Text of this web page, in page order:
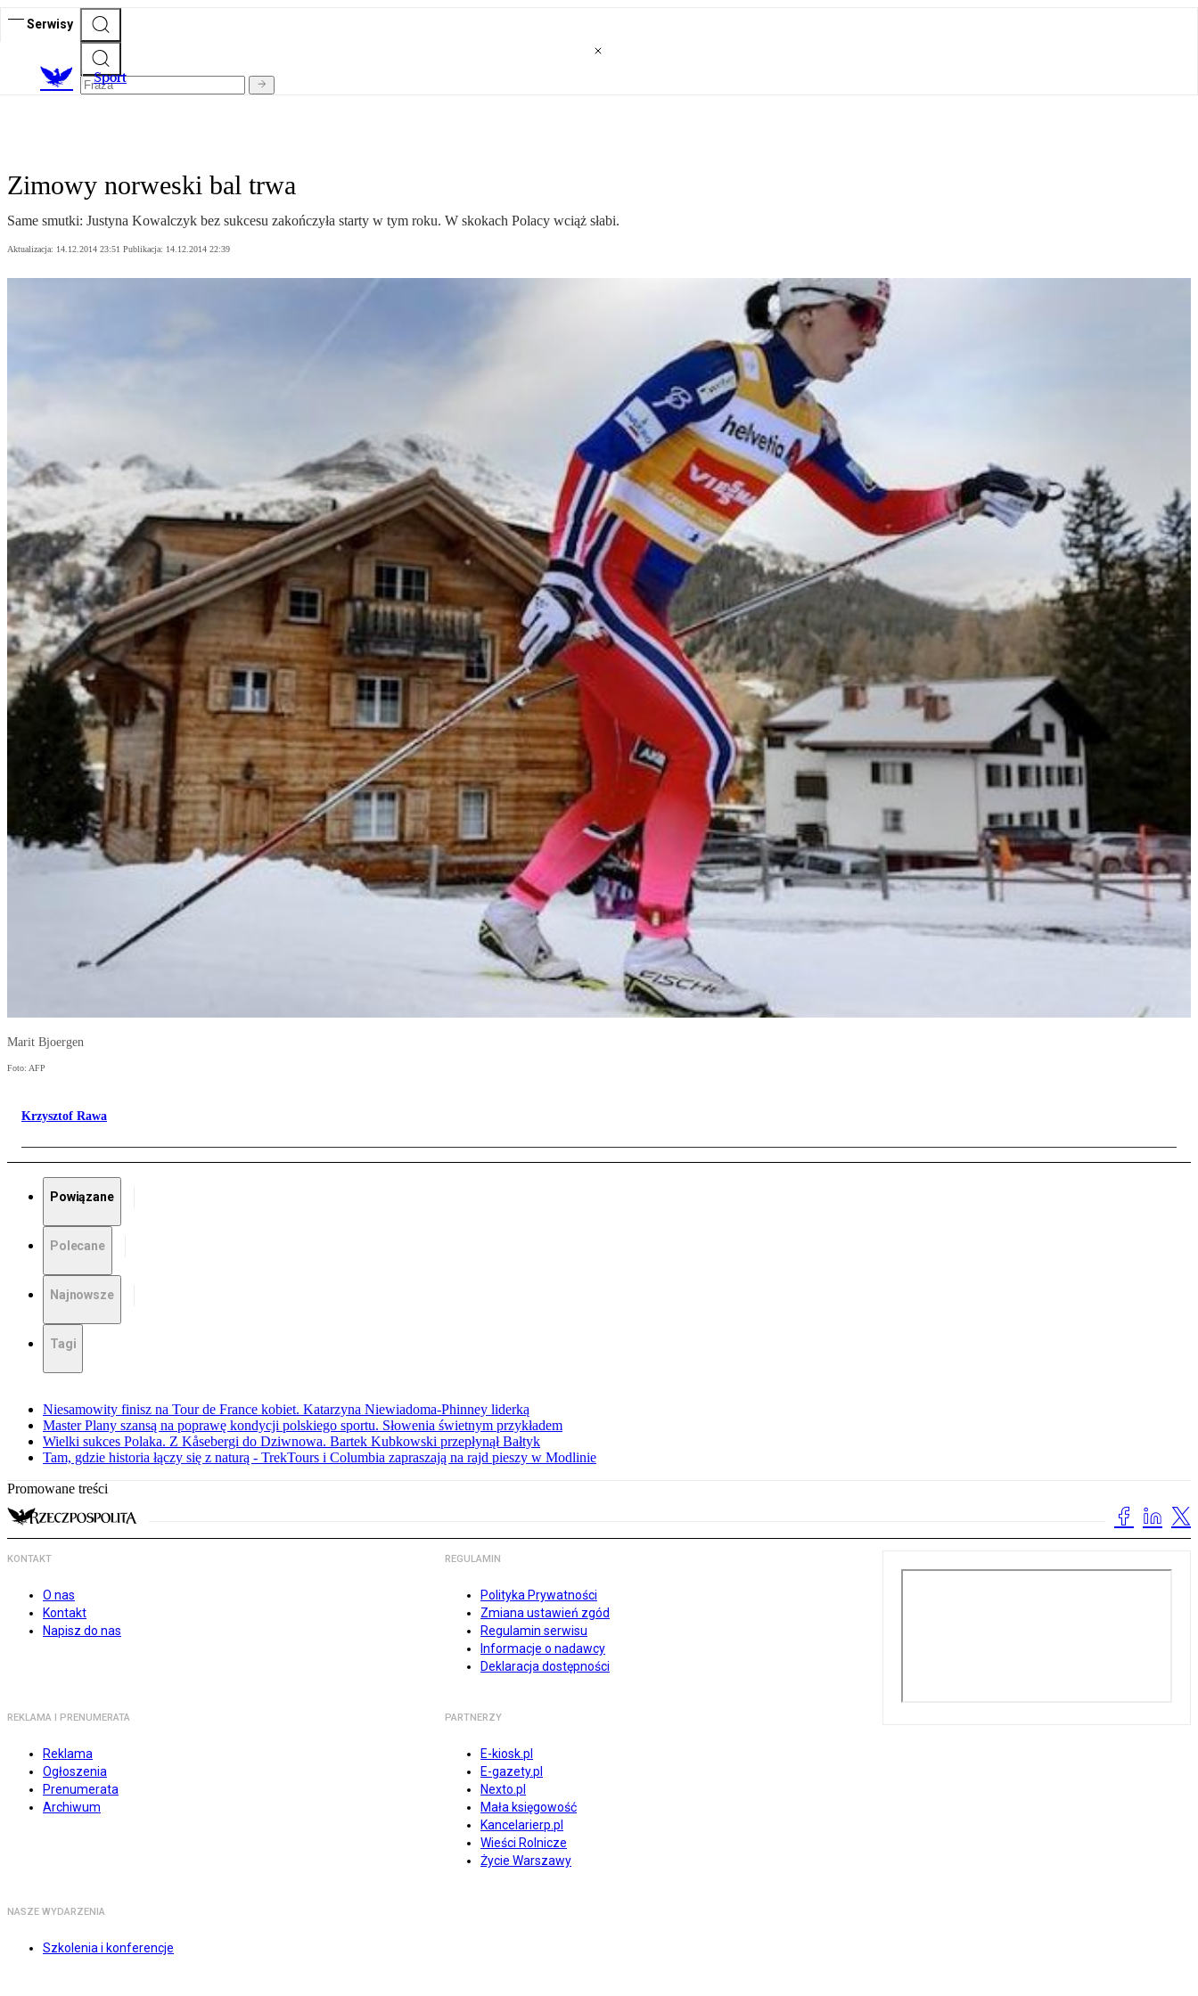
Serwisy
Sport
Zimowy norweski bal trwa
Same smutki: Justyna Kowalczyk bez sukcesu zakończyła starty w tym roku. W skokach Polacy wciąż słabi.
Aktualizacja: 14.12.2014 23:51 Publikacja: 14.12.2014 22:39
Marit Bjoergen
Foto: AFP
Krzysztof Rawa
Powiązane
Polecane
Najnowsze
Tagi
Niesamowity finisz na Tour de France kobiet. Katarzyna Niewiadoma-Phinney liderką
Master Plany szansą na poprawę kondycji polskiego sportu. Słowenia świetnym przykładem
Wielki sukces Polaka. Z Kåsebergi do Dziwnowa. Bartek Kubkowski przepłynął Bałtyk
Tam, gdzie historia łączy się z naturą - TrekTours i Columbia zapraszają na rajd pieszy w Modlinie
Promowane treści
KONTAKT
O nas
Kontakt
Napisz do nas
REGULAMIN
Polityka Prywatności
Zmiana ustawień zgód
Regulamin serwisu
Informacje o nadawcy
Deklaracja dostępności
REKLAMA I PRENUMERATA
Reklama
Ogłoszenia
Prenumerata
Archiwum
PARTNERZY
E-kiosk.pl
E-gazety.pl
Nexto.pl
Mała księgowość
Kancelarierp.pl
Wieści Rolnicze
Życie Warszawy
NASZE WYDARZENIA
Szkolenia i konferencje